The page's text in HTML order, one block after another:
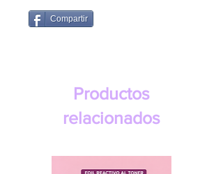
Compartir
Productos
relacionados